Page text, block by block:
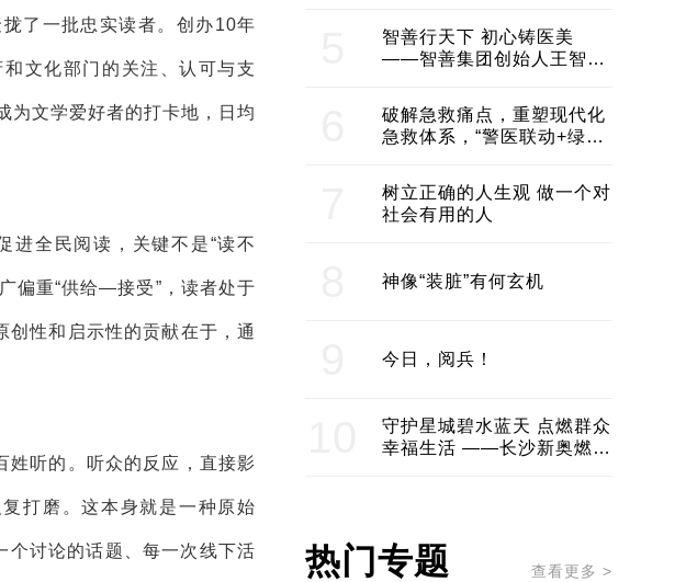
了一批忠实读者。创办10年
文化部门的关注、认可与支
为文学爱好者的打卡地，日均
进全民阅读，关键不是“读不
偏重“供给—接受”，读者处于
创性和启示性的贡献在于，通
姓听的。听众的反应，直接影
打磨。这本身就是一种原始
个讨论的话题、每一次线下活
智善行天下 初心铸医美
——智善集团创始人王智带
建医美产业良性生态圈
破解急救痛点，重塑现代化
急救体系，“警医联动+绿波
树立正确的人生观 做一个对
社会有用的人
神像“装脏”有何玄机
今日，阅兵！
守护星城碧水蓝天 点燃群众
幸福生活 ——长沙新奥燃气
热门专题 查看更多 >